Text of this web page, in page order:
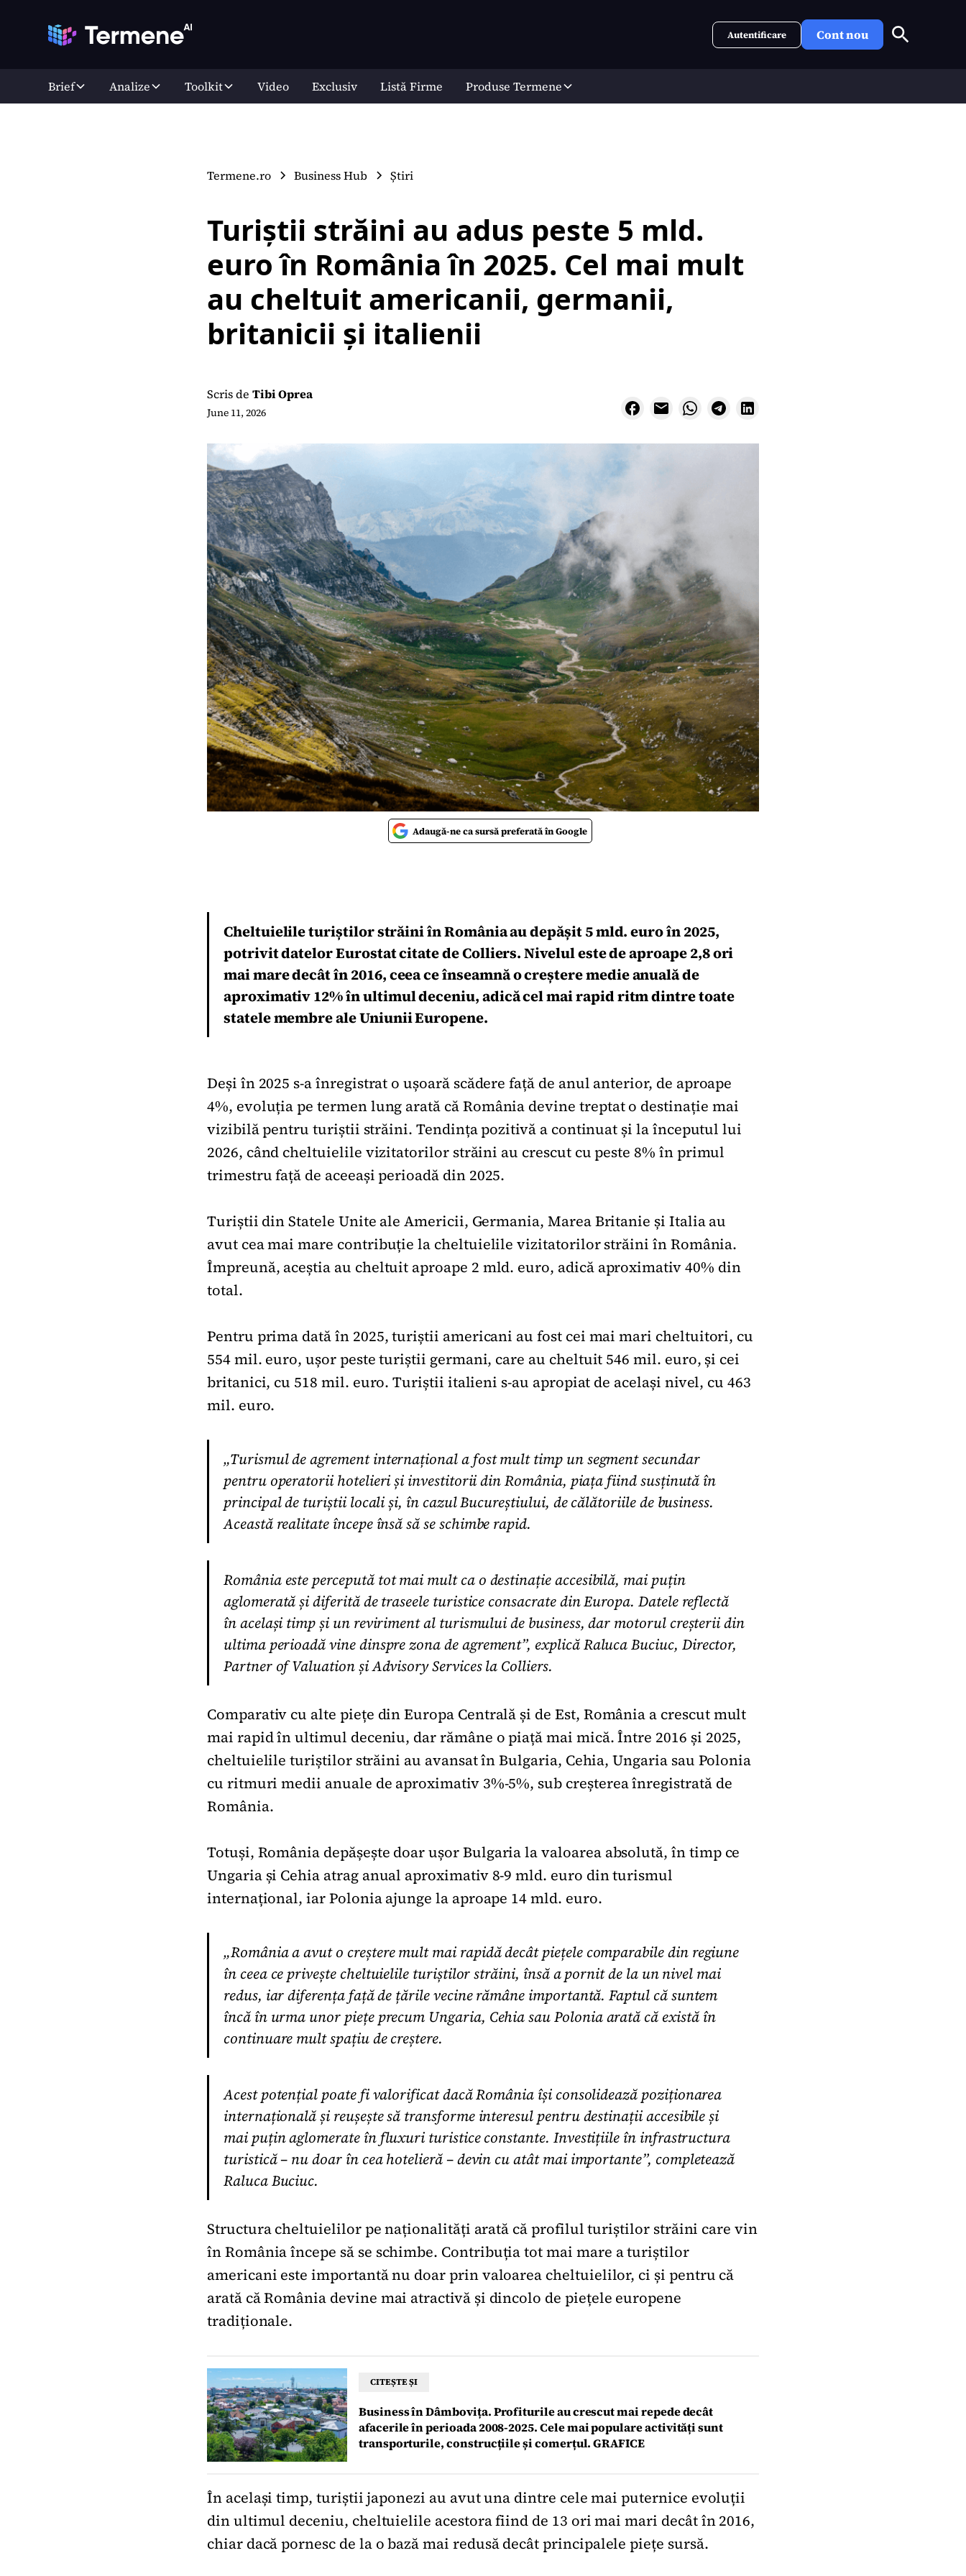
Autentificare Cont nou
Brief Analize Toolkit Video Exclusiv Listă Firme Produse Termene
Termene.ro Business Hub Știri
Turiștii străini au adus peste 5 mld.
euro în România în 2025. Cel mai mult
au cheltuit americanii, germanii,
britanicii și italienii
Scris de Tibi Oprea
June 11, 2026
Adaugă-ne ca sursă preferată în Google
Cheltuielile turiștilor străini în România au depășit 5 mld. euro în 2025,
potrivit datelor Eurostat citate de Colliers. Nivelul este de aproape 2,8 ori
mai mare decât în 2016, ceea ce înseamnă o creștere medie anuală de
aproximativ 12% în ultimul deceniu, adică cel mai rapid ritm dintre toate
statele membre ale Uniunii Europene.
Deși în 2025 s-a înregistrat o ușoară scădere față de anul anterior, de aproape
4%, evoluția pe termen lung arată că România devine treptat o destinație mai
vizibilă pentru turiștii străini. Tendința pozitivă a continuat și la începutul lui
2026, când cheltuielile vizitatorilor străini au crescut cu peste 8% în primul
trimestru față de aceeași perioadă din 2025.
Turiștii din Statele Unite ale Americii, Germania, Marea Britanie și Italia au
avut cea mai mare contribuție la cheltuielile vizitatorilor străini în România.
Împreună, aceștia au cheltuit aproape 2 mld. euro, adică aproximativ 40% din
total.
Pentru prima dată în 2025, turiștii americani au fost cei mai mari cheltuitori, cu
554 mil. euro, ușor peste turiștii germani, care au cheltuit 546 mil. euro, și cei
britanici, cu 518 mil. euro. Turiștii italieni s-au apropiat de același nivel, cu 463
mil. euro.
„Turismul de agrement internațional a fost mult timp un segment secundar
pentru operatorii hotelieri și investitorii din România, piața fiind susținută în
principal de turiștii locali și, în cazul Bucureștiului, de călătoriile de business.
Această realitate începe însă să se schimbe rapid.
România este percepută tot mai mult ca o destinație accesibilă, mai puțin
aglomerată și diferită de traseele turistice consacrate din Europa. Datele reflectă
în același timp și un reviriment al turismului de business, dar motorul creșterii din
ultima perioadă vine dinspre zona de agrement”, explică Raluca Buciuc, Director,
Partner of Valuation și Advisory Services la Colliers.
Comparativ cu alte piețe din Europa Centrală și de Est, România a crescut mult
mai rapid în ultimul deceniu, dar rămâne o piață mai mică. Între 2016 și 2025,
cheltuielile turiștilor străini au avansat în Bulgaria, Cehia, Ungaria sau Polonia
cu ritmuri medii anuale de aproximativ 3%-5%, sub creșterea înregistrată de
România.
Totuși, România depășește doar ușor Bulgaria la valoarea absolută, în timp ce
Ungaria și Cehia atrag anual aproximativ 8-9 mld. euro din turismul
internațional, iar Polonia ajunge la aproape 14 mld. euro.
„România a avut o creștere mult mai rapidă decât piețele comparabile din regiune
în ceea ce privește cheltuielile turiștilor străini, însă a pornit de la un nivel mai
redus, iar diferența față de țările vecine rămâne importantă. Faptul că suntem
încă în urma unor piețe precum Ungaria, Cehia sau Polonia arată că există în
continuare mult spațiu de creștere.
Acest potențial poate fi valorificat dacă România își consolidează poziționarea
internațională și reușește să transforme interesul pentru destinații accesibile și
mai puțin aglomerate în fluxuri turistice constante. Investițiile în infrastructura
turistică – nu doar în cea hotelieră – devin cu atât mai importante”, completează
Raluca Buciuc.
Structura cheltuielilor pe naționalități arată că profilul turiștilor străini care vin
în România începe să se schimbe. Contribuția tot mai mare a turiștilor
americani este importantă nu doar prin valoarea cheltuielilor, ci și pentru că
arată că România devine mai atractivă și dincolo de piețele europene
tradiționale.
CITEȘTE ȘI
Business în Dâmbovița. Profiturile au crescut mai repede decât
afacerile în perioada 2008-2025. Cele mai populare activități sunt
transporturile, construcțiile și comerțul. GRAFICE
În același timp, turiștii japonezi au avut una dintre cele mai puternice evoluții
din ultimul deceniu, cheltuielile acestora fiind de 13 ori mai mari decât în 2016,
chiar dacă pornesc de la o bază mai redusă decât principalele piețe sursă.